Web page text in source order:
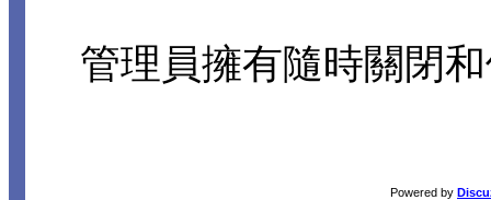
管理員擁有隨時關閉
Powered by